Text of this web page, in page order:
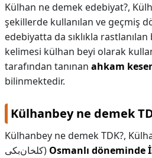
Külhan ne demek edebiyat?,
şekillerde kullanılan ve geçmiş
edebiyatta da sıklıkla
kelimesi külhan beyi olarak
tarafından tanınan ahkam
bilinmektedir.
Külhanbey ne demek
Külhanbey ne demek TDK?,
كلخان‌بكی) Osmanlı